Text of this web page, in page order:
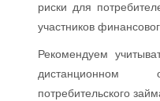
риски для
участников
Рекомендуем
дистанционном
потребительского